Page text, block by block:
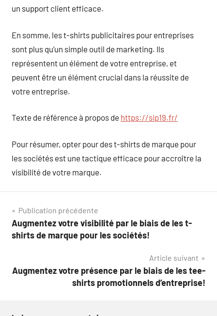
un support client efficace.
En somme, les t-shirts publicitaires pour entreprises
sont plus qu’un simple outil de marketing. Ils
représentent un élément de votre entreprise, et
peuvent être un élément crucial dans la réussite de
votre entreprise.
Texte de référence à propos de https://sip19.fr/
Pour résumer, opter pour des t-shirts de marque pour
les sociétés est une tactique efficace pour accroître la
visibilité de votre marque.
Navigation
de
Publication précédente
Augmentez votre visibilité par le biais de les t-
shirts de marque pour les sociétés!
Article suivant
Augmentez votre présence par le biais de les tee-
shirts promotionnels d’entreprise!